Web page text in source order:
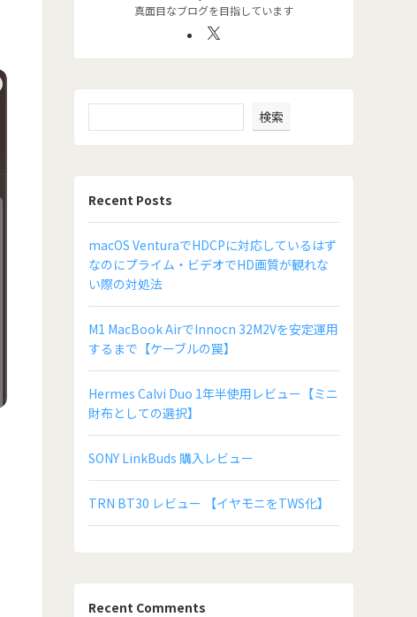
真面目なブログを目指しています
検索
Recent Posts
macOS VenturaでHDCPに対応しているはず
なのにプライム・ビデオでHD画質が観れな
い際の対処法
M1 MacBook AirでInnocn 32M2Vを安定運用
するまで【ケーブルの罠】
Hermes Calvi Duo 1年半使用レビュー【ミニ
財布としての選択】
SONY LinkBuds 購入レビュー
TRN BT30 レビュー 【イヤモニをTWS化】
Recent Comments